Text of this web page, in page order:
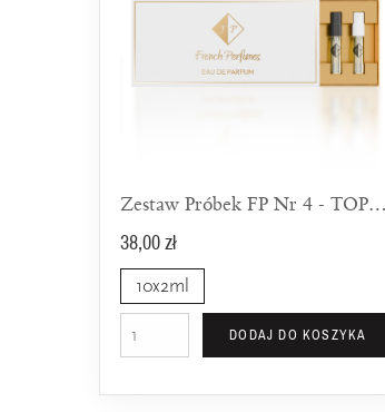
Zestaw Próbek FP Nr 4 - TOP 10 Na Wieczór Dla Niej i Dla Niego
38,00 zł
10x2ml
DODAJ DO KOSZYKA